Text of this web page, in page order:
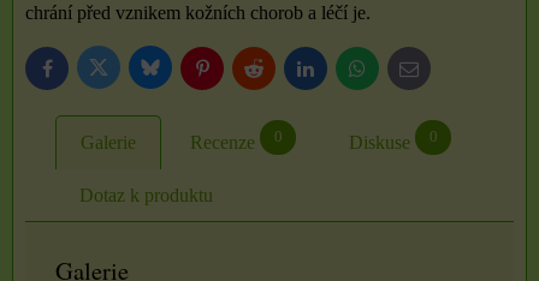
chrání před vznikem kožních chorob a léčí je.
FacebookTwitter BlueskyPinterestReddit LinkedInWhatsApp
E-
mail
Galerie Recenze 0 Diskuse 0
Dotaz k produktu
Galerie